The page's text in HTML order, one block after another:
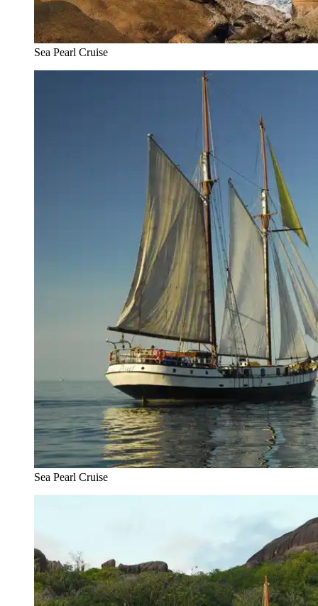
Sea Pearl Cruise
Sea Pearl Cruise